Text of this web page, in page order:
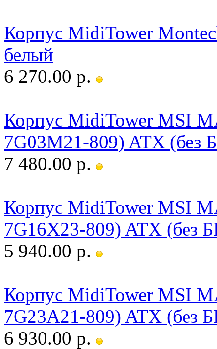
Корпус MidiTower
белый
6 270.00 р.
Корпус MidiTower MSI
7G03M21-809) ATX (без
7 480.00 р.
Корпус MidiTower MSI
7G16X23-809) ATX (без
5 940.00 р.
Корпус MidiTower MSI
7G23A21-809) ATX (без
6 930.00 р.